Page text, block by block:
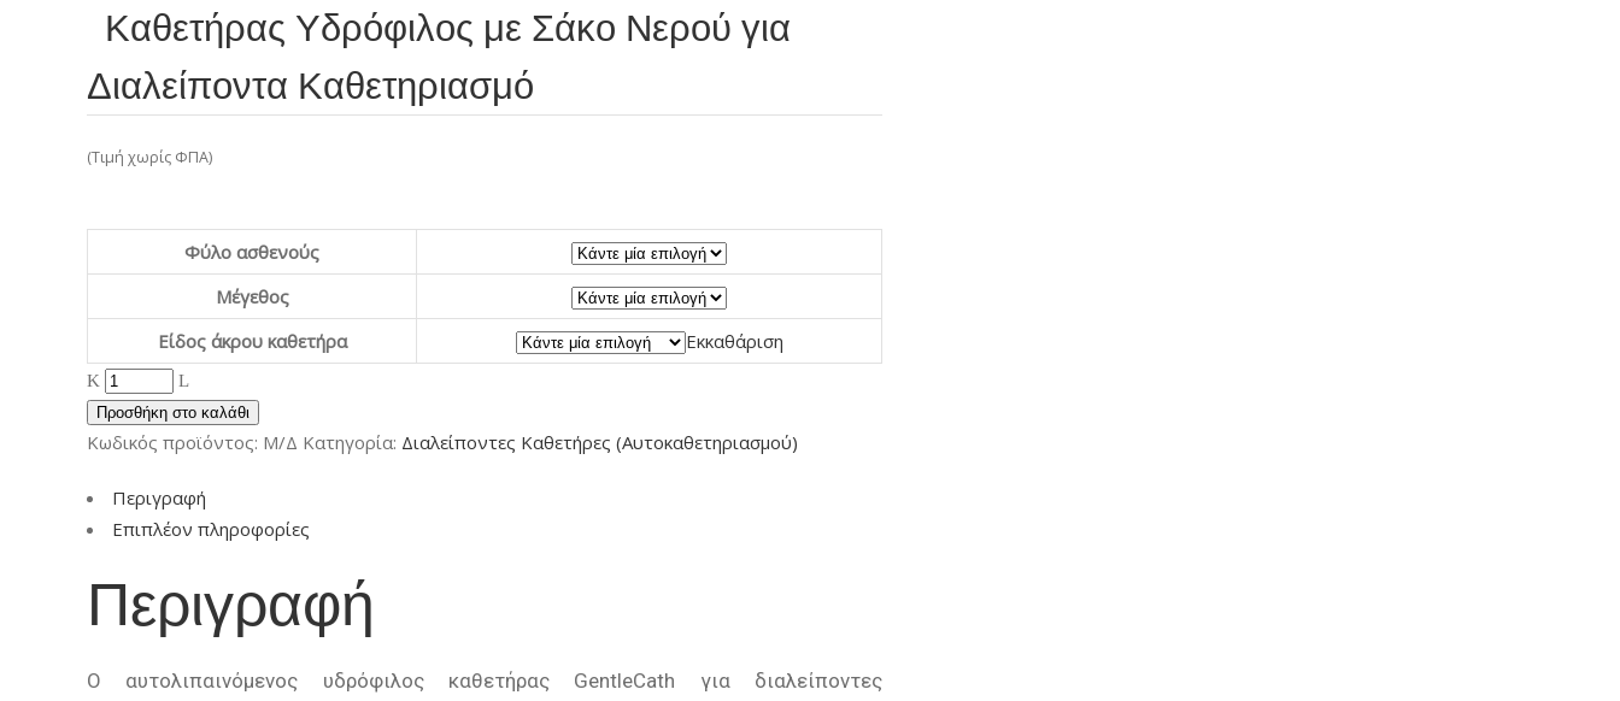
Καθετήρας Υδρόφιλος με Σάκο Νερού για
Διαλείποντα Καθετηριασμό
(Τιμή χωρίς ΦΠΑ)
Φύλο ασθενούς
Μέγεθος
Είδος άκρου καθετήρα
Εκκαθάριση
Προσθήκη στο καλάθι
Κωδικός προϊόντος: Μ/Δ Κατηγορία: Διαλείποντες Καθετήρες (Αυτοκαθετηριασμού)
Περιγραφή
Επιπλέον πληροφορίες
Περιγραφή
Ο αυτολιπαινόμενος υδρόφιλος καθετήρας GentleCath για διαλείποντες